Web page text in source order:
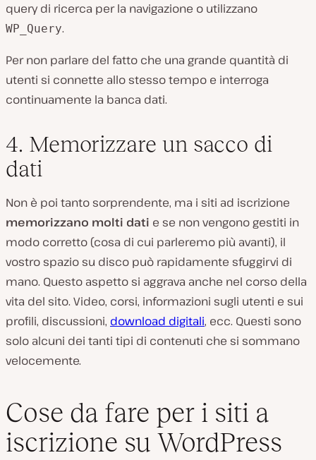
query di ricerca per la navigazione o utilizzano
WP_Query.
Per non parlare del fatto che una grande quantità di
utenti si connette allo stesso tempo e interroga
continuamente la banca dati.
4. Memorizzare un sacco di
dati
Non è poi tanto sorprendente, ma i siti ad iscrizione
memorizzano molti dati e se non vengono gestiti in
modo corretto (cosa di cui parleremo più avanti), il
vostro spazio su disco può rapidamente sfuggirvi di
mano. Questo aspetto si aggrava anche nel corso della
vita del sito. Video, corsi, informazioni sugli utenti e sui
profili, discussioni, download digitali, ecc. Questi sono
solo alcuni dei tanti tipi di contenuti che si sommano
velocemente.
Cose da fare per i siti a
iscrizione su WordPress